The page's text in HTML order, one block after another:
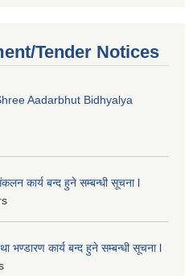
Tender Notices
Aadarbhut Bidhyalya
कार्य बन्द हुने सम्बन्धी सूचना l
भण्डारण कार्य बन्द हुने सम्बन्धी सूचना l